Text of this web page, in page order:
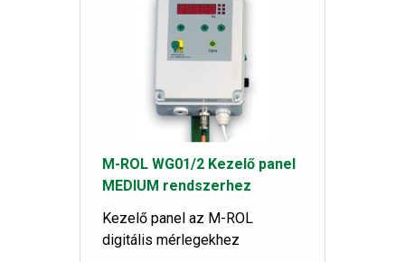
M-ROL WG01/2 Kezelő panel
MEDIUM rendszerhez
Kezelő panel az M-ROL
digitális mérlegekhez